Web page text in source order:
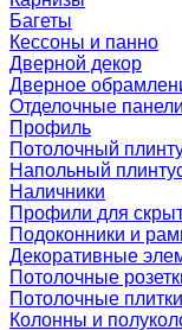
Багеты
Кессоны и панно
Дверной декор
Дверное
Отделочные панели
Профиль
Потолочный
Напольный
Наличники
Профили для
Подоконники и
Декоративные
Потолочные
Потолочные плитки
Колонны и